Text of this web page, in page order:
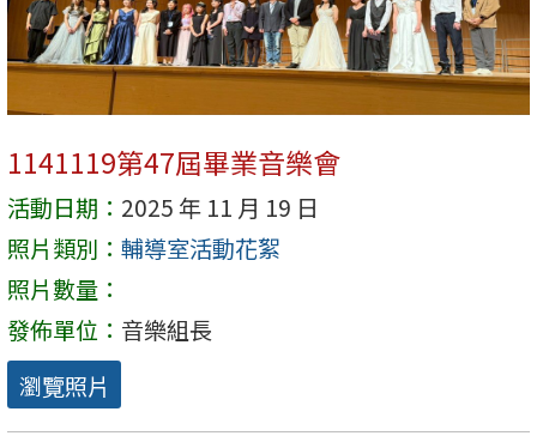
1141119第47屆畢業音樂會
活動日期： 2025 年 11 月 19 日
照片類別： 輔導室活動花絮
照片數量：
發佈單位： 音樂組長
瀏覽照片